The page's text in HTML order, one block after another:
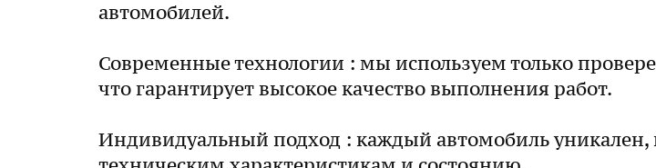
автомобилей.
Современные технологии : мы используем только
что гарантирует высокое качество выполнения работ.
Индивидуальный подход : каждый автомобиль